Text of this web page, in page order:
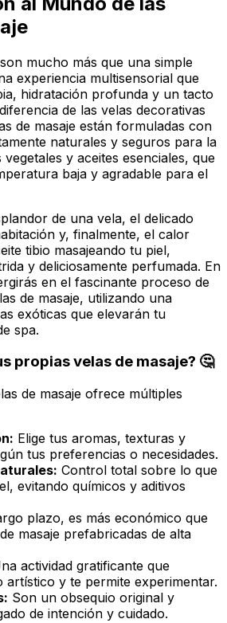
mucho más que una simple
experiencia multisensorial que
hidratación profunda y un tacto
de las velas decorativas
de masaje están formuladas con
naturales y seguros para la
y aceites esenciales, que
baja y agradable para el
de una vela, el delicado
y, finalmente, el calor
tibio masajeando tu piel,
y deliciosamente perfumada. En
en el fascinante proceso de
de masaje, utilizando una
exóticas que elevarán tu
spa.
propias velas de masaje? 🤔
de masaje ofrece múltiples
Elige tus aromas, texturas y
tus preferencias o necesidades.
Control total sobre lo que
evitando químicos y aditivos
plazo, es más económico que
masaje prefabricadas de alta
actividad gratificante que
artístico y te permite experimentar.
Son un obsequio original y
de intención y cuidado.